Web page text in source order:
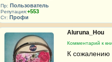
Пр: Пользователь
Репутация:+553
Ст: Профи
Aluruna_Hou
Комментарий к
К сожалению